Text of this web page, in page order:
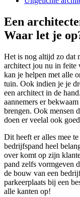
Een
Waar let je
Het is nog altijd zo dat
architect jou nu in feite
kan je helpen met alle
tuin. Ook indien je je
een architect in de
aannemers er
brengen. Ook mensen
doen er veelal ook
Dit heeft er alles mee
bedrijfspand heel
over komt op zijn
pand zelfs vormgeven
de bouw van een
parkeerplaats bij een
alle kanten op!